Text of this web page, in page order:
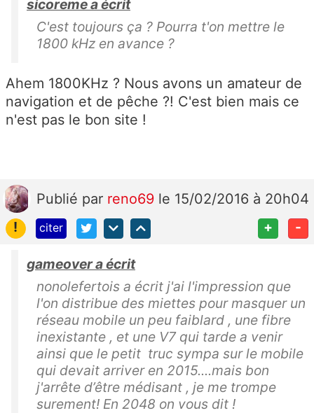
sicoreme a écrit
C'est toujours ça ? Pourra t'on mettre le
1800 kHz en avance ?
Ahem 1800KHz ? Nous avons un amateur de
navigation et de pêche ?! C'est bien mais ce
n'est pas le bon site !
Publié par reno69 le 15/02/2016 à 20h04
!
citer + -
gameover a écrit
nonolefertois a écrit j'ai l'impression que
l'on distribue des miettes pour masquer un
réseau mobile un peu faiblard , une fibre
inexistante , et une V7 qui tarde a venir
ainsi que le petit truc sympa sur le mobile
qui devait arriver en 2015....mais bon
j'arrête d’être médisant , je me trompe
surement! En 2048 on vous dit !